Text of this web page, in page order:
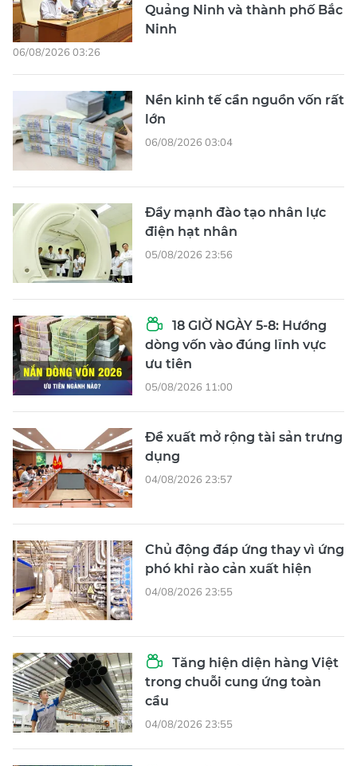
Quảng Ninh và thành phố Bắc
Ninh
06/08/2026 03:26
Nền kinh tế cần nguồn vốn rất
lớn
06/08/2026 03:04
Đẩy mạnh đào tạo nhân lực
điện hạt nhân
05/08/2026 23:56
18 GIỜ NGÀY 5-8: Hướng
dòng vốn vào đúng lĩnh vực
ưu tiên
05/08/2026 11:00
Đề xuất mở rộng tài sản trưng
dụng
04/08/2026 23:57
Chủ động đáp ứng thay vì ứng
phó khi rào cản xuất hiện
04/08/2026 23:55
Tăng hiện diện hàng Việt
trong chuỗi cung ứng toàn
cầu
04/08/2026 23:55